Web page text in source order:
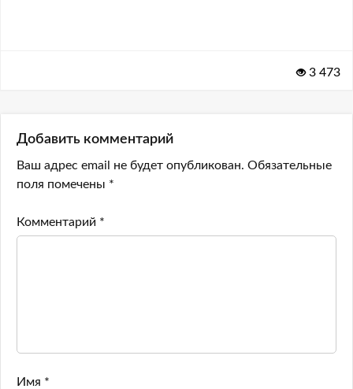
3 473
Добавить комментарий
Ваш адрес email не будет опубликован. Обязательные
поля помечены *
Комментарий *
Имя *